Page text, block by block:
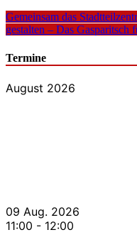
Gemeinsam das
gestalten – Das Gasparitsch
Termine
August 2026
09 Aug. 2026
11:00 - 12:00